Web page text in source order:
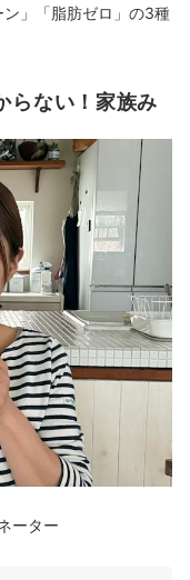
」「脂肪ゼロ」の3種
らない！家族み
ーター